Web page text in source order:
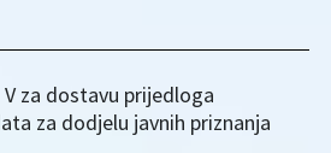
V za dostavu prijedloga
za dodjelu javnih priznanja